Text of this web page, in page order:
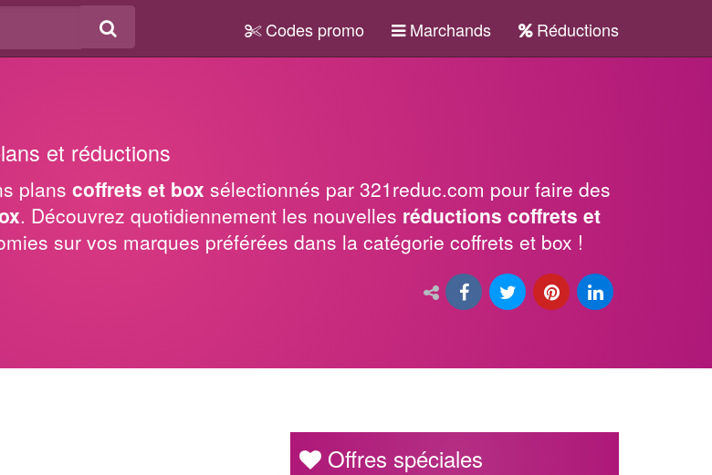
Codes promo Marchands Réductions
et réductions
plans coffrets et box sélectionnés par 321reduc.com pour faire des
. Découvrez quotidiennement les nouvelles réductions coffrets et
sur vos marques préférées dans la catégorie coffrets et box !
Offres spéciales